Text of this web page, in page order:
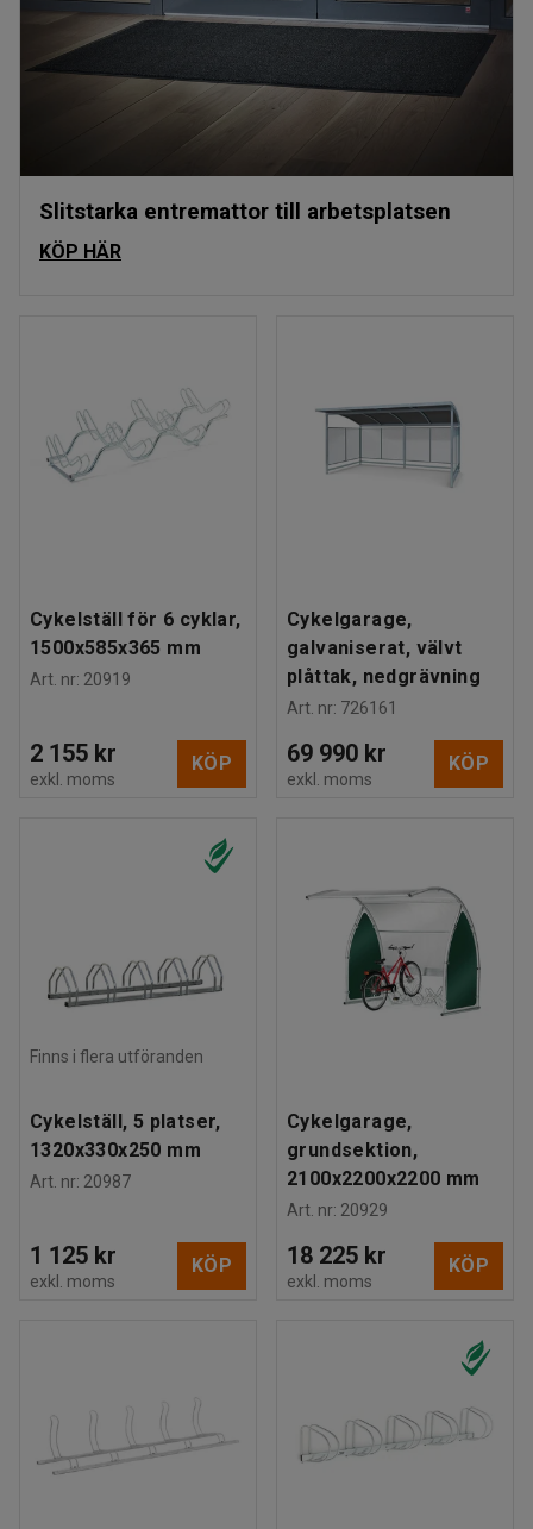
Slitstarka entremattor till arbetsplatsen
KÖP HÄR
Cykelställ för 6 cyklar,
1500x585x365 mm
Art. nr: 20919
2 155 kr
exkl. moms
KÖP
Cykelgarage,
galvaniserat, välvt
plåttak, nedgrävning
Art. nr: 726161
69 990 kr
exkl. moms
KÖP
Finns i flera utföranden
Cykelställ, 5 platser,
1320x330x250 mm
Art. nr: 20987
1 125 kr
exkl. moms
KÖP
Cykelgarage,
grundsektion,
2100x2200x2200 mm
Art. nr: 20929
18 225 kr
exkl. moms
KÖP